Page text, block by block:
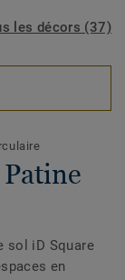
les décors (37)
sol iD Square
en